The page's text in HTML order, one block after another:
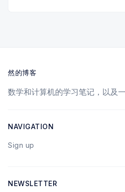
然的博客
数学和计算机的学习笔记，以及
NAVIGATION
Sign up
NEWSLETTER